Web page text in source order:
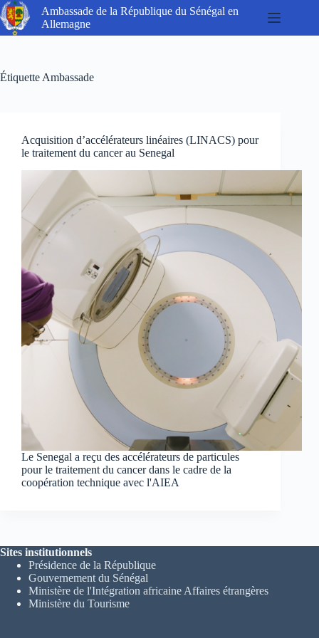
Passer
au
contenu
Ambassade de la République du Sénégal en
Allemagne
Étiquette Ambassade
Acquisition d’accélérateurs linéaires (LINACS) pour
le traitement du cancer au Senegal
Le Senegal a reçu des accélérateurs de particules
pour le traitement du cancer dans le cadre de la
coopération technique avec l'AIEA
Sites institutionnels
Présidence de la République
Gouvernement du Sénégal
Ministère de l'Intégration africaine Affaires étrangères
Ministère du Tourisme